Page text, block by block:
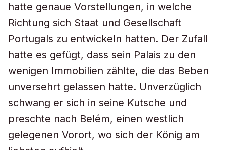
hatte genaue Vorstellungen, in welche
Richtung sich Staat und Gesellschaft
Portugals zu entwickeln hatten. Der Zufall
hatte es gefügt, dass sein Palais zu den
wenigen Immobilien zählte, die das Beben
unversehrt gelassen hatte. Unverzüglich
schwang er sich in seine Kutsche und
preschte nach Belém, einen westlich
gelegenen Vorort, wo sich der König am